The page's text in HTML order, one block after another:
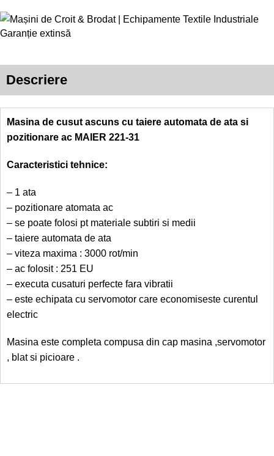
Garanție extinsă
Descriere
Masina de cusut ascuns cu taiere automata de ata si
pozitionare ac MAIER 221-31
Caracteristici tehnice:
– 1 ata
– pozitionare atomata ac
– se poate folosi pt materiale subtiri si medii
– taiere automata de ata
– viteza maxima : 3000 rot/min
– ac folosit : 251 EU
– executa cusaturi perfecte fara vibratii
– este echipata cu servomotor care economiseste curentul
electric
Masina este completa compusa din cap masina ,servomotor
, blat si picioare .